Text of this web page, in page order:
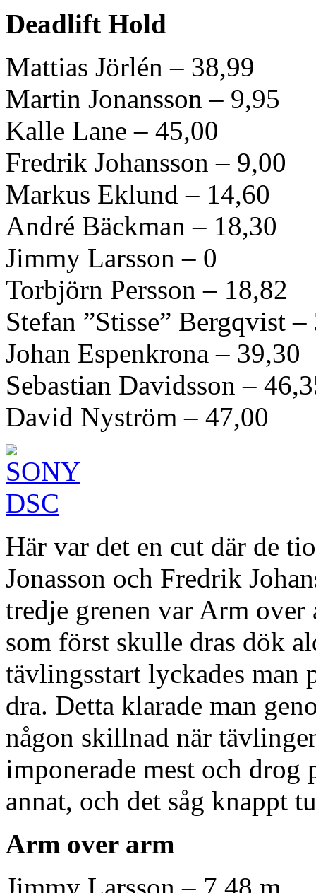
Deadlift Hold
Mattias Jörlén – 38,99
Martin Jonansson – 9,95
Kalle Lane – 45,00
Fredrik Johansson – 9,00
Markus Eklund – 14,60
André Bäckman – 18,30
Jimmy Larsson – 0
Torbjörn Persson – 18,82
Stefan ”Stisse” Bergqvist
Johan Espenkrona – 39,30
Sebastian Davidsson –
David Nyström – 47,00
Här var det en cut där de
Jonasson och Fredrik
tredje grenen var Arm
som först skulle dras dök
tävlingsstart lyckades man
dra. Detta klarade man
någon skillnad när
imponerade mest och drog
annat, och det såg knappt
Arm over arm
Jimmy Larsson – 7,48 m